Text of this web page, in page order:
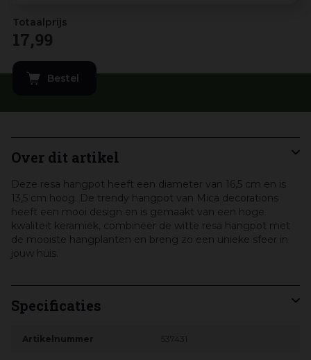
17,99
Over dit artikel
Deze resa hangpot heeft een diameter van 16,5 cm en is
13,5 cm hoog. De trendy hangpot van Mica decorations
heeft een mooi design en is gemaakt van een hoge
kwaliteit keramiek, combineer de witte resa hangpot met
de mooiste hangplanten en breng zo een unieke sfeer in
jouw huis.
Specificaties
Artikelnummer 537431